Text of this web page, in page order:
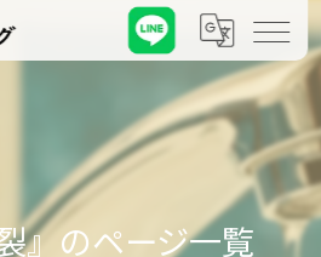
』のページ一覧